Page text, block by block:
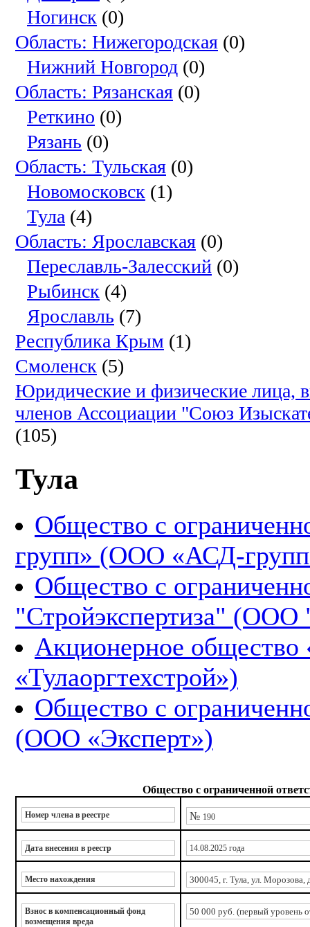
Ногинск (0)
Область: Нижегородская (0)
Нижний Новгород (0)
Область: Рязанская (0)
Реткино (0)
Рязань (0)
Область: Тульская (0)
Новомосковск (1)
Тула (4)
Область: Ярославская (0)
Переславль-Залесский (0)
Рыбинск (4)
Ярославль (7)
Республика Крым (1)
Смоленск (5)
Юридические и физические лица,
членов Ассоциации "Союз
(105)
Тула
Общество с
групп» (ООО «АСД-
Общество с
"Стройэкспертиза" (ООО
Акционерное общество
«Тулаоргтехстрой»)
Общество с
(ООО «Эксперт»)
Общество с ограниченной
Номер члена в реестре № 190
Дата внесения в реестр 14.08.2025 года
Место нахождения 300045, г. Тула, ул.
Взнос в компенсационный фонд
возмещения вреда
50 000 руб. (первый уровень